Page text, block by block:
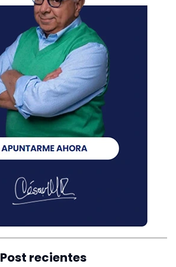
Post recientes